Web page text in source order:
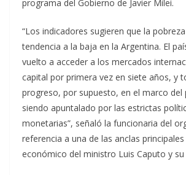
programa del Gobierno de Javier Milei.
“Los indicadores sugieren que la
tendencia a la baja en la Argentina. El
vuelto a acceder a los mercados
capital por primera vez en siete años, y
progreso, por supuesto, en el marco del
siendo apuntalado por las estrictas
monetarias”, señaló la funcionaria del
referencia a una de las anclas
económico del ministro Luis Caputo y su